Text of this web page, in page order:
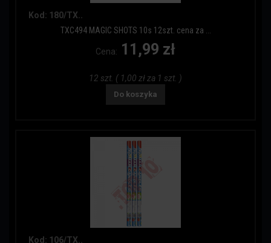
Kod: 180/TX..
TXC494 MAGIC SHOTS 10s 12szt. cena za ...
Cena: 11,99 zł
12 szt. ( 1,00 zł za 1 szt. )
Do koszyka
Kod: 106/TX..